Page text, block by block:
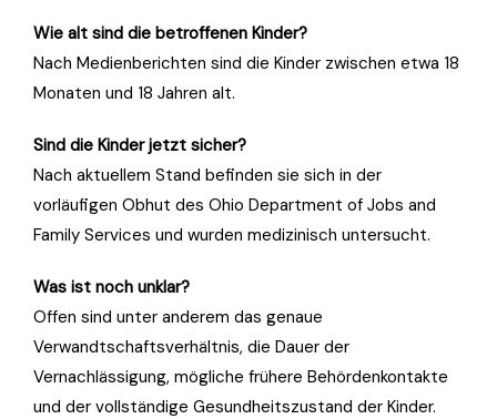
Wie alt sind die betroffenen Kinder?
Nach Medienberichten sind die Kinder zwischen etwa 18
Monaten und 18 Jahren alt.
Sind die Kinder jetzt sicher?
Nach aktuellem Stand befinden sie sich in der
vorläufigen Obhut des Ohio Department of Jobs and
Family Services und wurden medizinisch untersucht.
Was ist noch unklar?
Offen sind unter anderem das genaue
Verwandtschaftsverhältnis, die Dauer der
Vernachlässigung, mögliche frühere Behördenkontakte
und der vollständige Gesundheitszustand der Kinder.